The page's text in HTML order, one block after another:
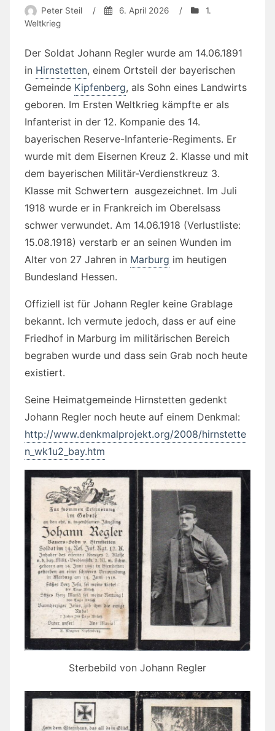
Peter Steil / 6. April 2026 /
1.
Weltkrieg
Der Soldat Johann Regler wurde am 14.06.1891
in Hirnstetten, einem Ortsteil der bayerischen
Gemeinde Kipfenberg, als Sohn eines Landwirts
geboren. Im Ersten Weltkrieg kämpfte er als
Infanterist in der 12. Kompanie des 14.
bayerischen Reserve-Infanterie-Regiments. Er
wurde mit dem Eisernen Kreuz 2. Klasse und mit
dem bayerischen Militär-Verdienstkreuz 3.
Klasse mit Schwertern ausgezeichnet. Im Juli
1918 wurde er in Frankreich im Oberelsass
schwer verwundet. Am 14.06.1918 (Verlustliste:
15.08.1918) verstarb er an seinen Wunden im
Alter von 27 Jahren in Marburg im heutigen
Bundesland Hessen.
Offiziell ist für Johann Regler keine Grablage
bekannt. Ich vermute jedoch, dass er auf eine
Friedhof in Marburg im militärischen Bereich
begraben wurde und dass sein Grab noch heute
existiert.
Seine Heimatgemeinde Hirnstetten gedenkt
Johann Regler noch heute auf einem Denkmal:
http://www.denkmalprojekt.org/2008/hirnstette
n_wk1u2_bay.htm
Sterbebild von Johann Regler